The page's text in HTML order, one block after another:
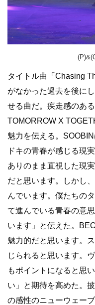
タイトル曲「Chasing
がなかった過去を後に
せる曲だ。疾走感のあ
TOMORROW X
魅力を伝える。
ドキの青春が感じる現
ありのまま直視した現
だと思います。しかし
んでいます。僕たちの
て進んでいる青春の意
います」と伝えた。
魅力的だと思います。
じられると思います。
もポイントになると思
い」と期待を高めた。
の感性のニューウェー